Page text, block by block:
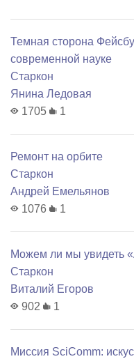
Темная сторона
современной науке
Старкон
Янина Ледовая
1705
1
Ремонт на орбите
Старкон
Андрей Емельянов
1076
1
Можем ли мы увидеть
Старкон
Виталий Егоров
902
1
Миссия SciComm: